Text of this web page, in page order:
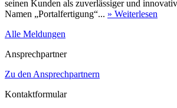
seinen Kunden als zuverlässiger und
Namen „Portalfertigung“... » Weiterlesen
Alle Meldungen
Ansprechpartner
Zu den Ansprechpartnern
Kontaktformular